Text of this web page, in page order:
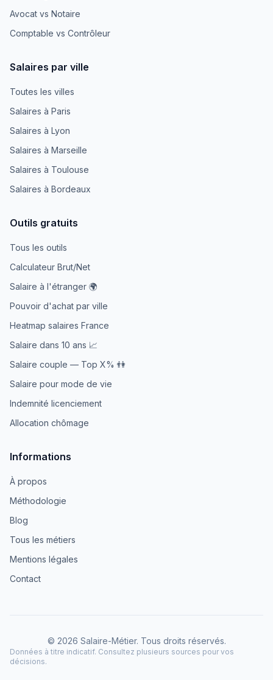
Avocat vs Notaire
Comptable vs Contrôleur
Salaires par ville
Toutes les villes
Salaires à Paris
Salaires à Lyon
Salaires à Marseille
Salaires à Toulouse
Salaires à Bordeaux
Outils gratuits
Tous les outils
Calculateur Brut/Net
Salaire à l'étranger 🌍
Pouvoir d'achat par ville
Heatmap salaires France
Salaire dans 10 ans 📈
Salaire couple — Top X% 👫
Salaire pour mode de vie
Indemnité licenciement
Allocation chômage
Informations
À propos
Méthodologie
Blog
Tous les métiers
Mentions légales
Contact
© 2026 Salaire-Métier. Tous droits réservés.
Données à titre indicatif. Consultez plusieurs sources pour vos
décisions.